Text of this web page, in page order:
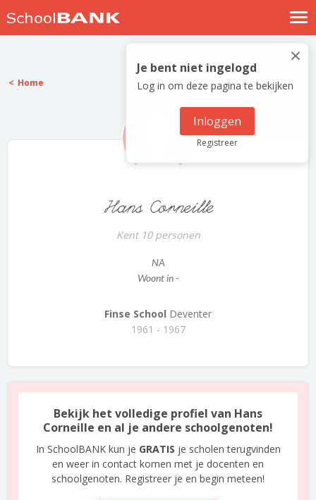
Nostalgische verhalen
Log in
Meld je gratis aan
×
Je bent niet ingelogd
Log in om deze pagina te bekijken
Inloggen
Registreer
Home
Hans Corneille
Kent 10 personen
NA
Woont in -
Finse School Deventer
1961 - 1967
Bekijk het volledige profiel van Hans
Corneille en al je andere schoolgenoten!
In SchoolBANK kun je GRATIS je scholen terugvinden
en weer in contact komen met je docenten en
schoolgenoten. Registreer je en begin meteen!